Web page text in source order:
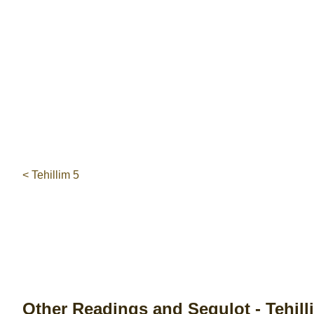
< Tehillim 5
Other Readings and Segulot -